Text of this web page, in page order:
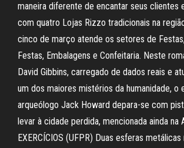
maneira diferente de encantar seus clientes
com quatro Lojas Rizzo tradicionais na
cinco de março atende os setores de
Festas, Embalagens e Confeitaria. Neste
David Gibbins, carregado de dados reais e
um dos maiores mistérios da humanidade, o
arqueólogo Jack Howard depara-se com
levar à cidade perdida, mencionada ainda na
EXERCÍCIOS (UFPR) Duas esferas